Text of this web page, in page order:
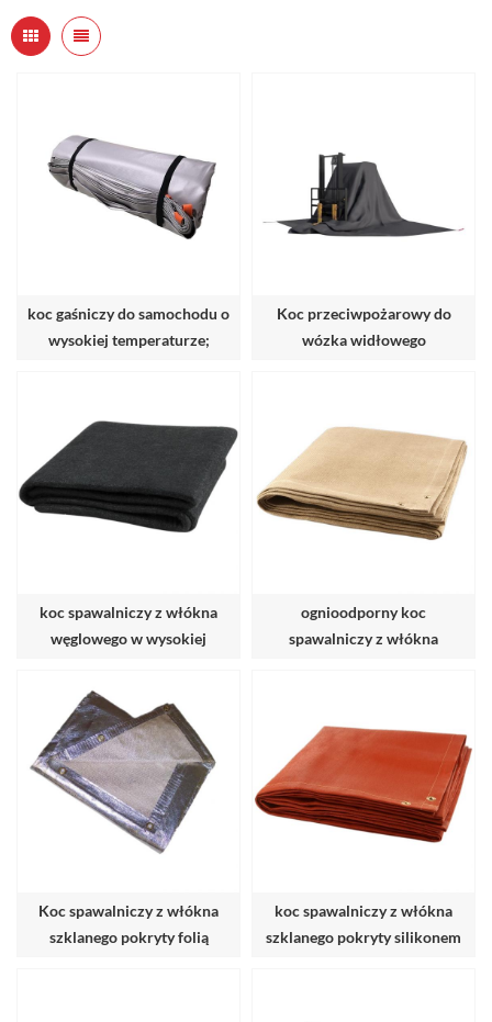
koc gaśniczy do samochodu o
wysokiej temperaturze;
Koc przeciwpożarowy do
wózka widłowego
koc spawalniczy z włókna
węglowego w wysokiej
ognioodporny koc
spawalniczy z włókna
Koc spawalniczy z włókna
szklanego pokryty folią
koc spawalniczy z włókna
szklanego pokryty silikonem